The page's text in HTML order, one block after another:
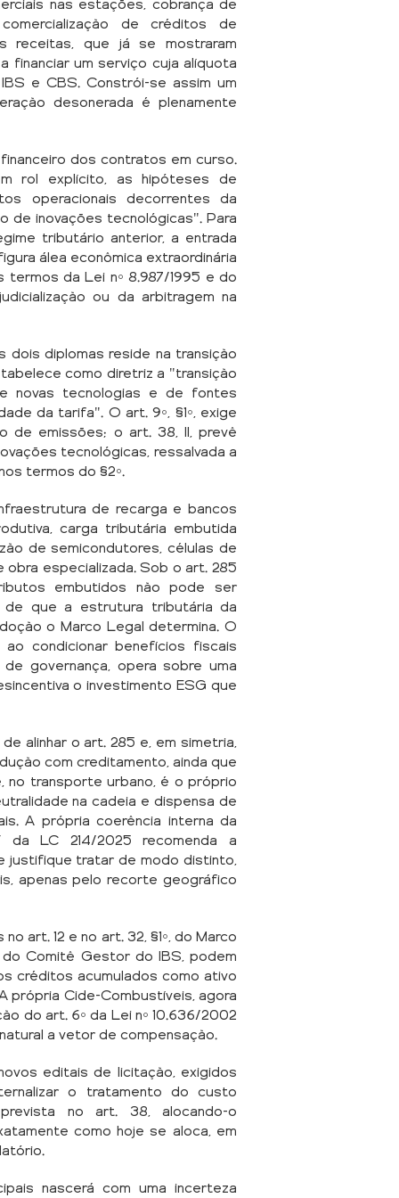
nas estações, cobrança de
de créditos de
receitas, que já se mostraram
financiar um serviço cuja alíquota
e CBS. Constrói-se assim um
desonerada é plenamente
dos contratos em curso.
rol explícito, as hipóteses de
operacionais decorrentes da
de inovações tecnológicas". Para
tributário anterior, a entrada
álea econômica extraordinária
termos da Lei nº 8.987/1995 e do
ou da arbitragem na
dois diplomas reside na transição
como diretriz a "transição
novas tecnologias e de fontes
da tarifa". O art. 9º, §1º, exige
de emissões; o art. 38, II, prevê
tecnológicas, ressalvada a
termos do §2º.
de recarga e bancos
carga tributária embutida
de semicondutores, células de
especializada. Sob o art. 285
embutidos não pode ser
de que a estrutura tributária da
o Marco Legal determina. O
condicionar benefícios fiscais
governança, opera sobre uma
o investimento ESG que
alinhar o art. 285 e, em simetria,
com creditamento, ainda que
no transporte urbano, é o próprio
na cadeia e dispensa de
A própria coerência interna da
LC 214/2025 recomenda a
justifique tratar de modo distinto,
apenas pelo recorte geográfico
art. 12 e no art. 32, §1º, do Marco
Comitê Gestor do IBS, podem
créditos acumulados como ativo
própria Cide-Combustíveis, agora
do art. 6º da Lei nº 10.636/2002
a vetor de compensação.
editais de licitação, exigidos
o tratamento do custo
no art. 38, alocando-o
como hoje se aloca, em
nascerá com uma incerteza